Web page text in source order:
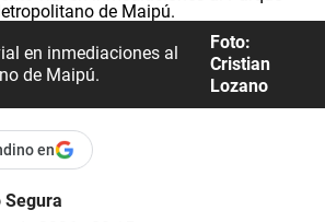
en inmediaciones al
de Maipú.
Foto:
Cristian
Lozano
en
Segura